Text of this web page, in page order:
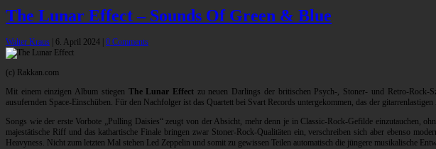
The Lunar Effect – Sounds Of Green & Blue
Walter Kraus 6. April 2024 0 Comments
(c) Rakkan.com
Mit einem einzigen Album stiegen The Lunar Effect zu neuen Darlings der britischen Psych-, Stoner- und Retro-Rock-
ausufernden Space-Einschüben. Für den Nachfolger ist das Quartett bei Svart Records untergekommen, das der
Songs wie der erste Vorbote „Pulling Daisies“ zeugt von der Absicht, mehr denn je in Classic-Rock-Gefilde einzutauchen,
majestätische Riff und das kathartische Finale bringen zwar Stoner-Rock-Qualitäten ein, verschreiben sich aber ebenso
Heavyness. Nicht zum letzten Mal stehen Led Zeppelin und somit zu gewissen Teilen automatisch die jüngere musikalische